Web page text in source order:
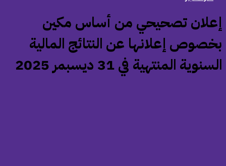
تصحيحي من أساس مكين
إعلانها عن النتائج المالية
المنتهية في 31 ديسبمر 2025